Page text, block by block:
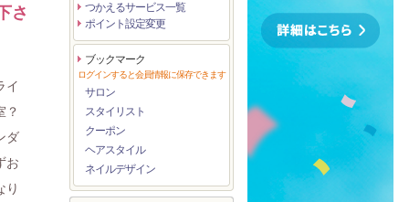
さ
イ
？
ダ
お
り
つかえるサービス一覧
ポイント設定変更
ブックマーク
ログインすると会員情報に保存できます
サロン
スタイリスト
クーポン
ヘアスタイル
ネイルデザイン